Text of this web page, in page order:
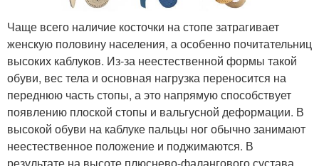
Чаще всего наличие косточки на стопе затрагивает
женскую половину населения, а особенно почитательниц
высоких каблуков. Из-за неестественной формы такой
обуви, вес тела и основная нагрузка переносится на
переднюю часть стопы, а это напрямую способствует
появлению плоской стопы и вальгусной деформации. В
высокой обуви на каблуке пальцы ног обычно занимают
неестественное положение и поджимаются. В
результате на высоте плюснево-фалангового сустава